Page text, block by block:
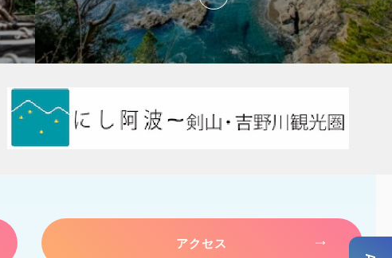
アクセス